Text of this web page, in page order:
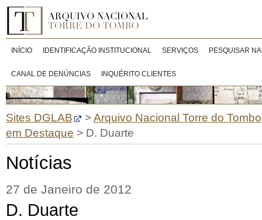
INÍCIO IDENTIFICAÇÃO INSTITUCIONAL SERVIÇOS PESQUISAR
CANAL DE DENÚNCIAS INQUÉRITO CLIENTES
Sites DGLAB >Arquivo Nacional Torre do Tombo
em Destaque > D. Duarte
Notícias
27 de Janeiro de 2012
D. Duarte